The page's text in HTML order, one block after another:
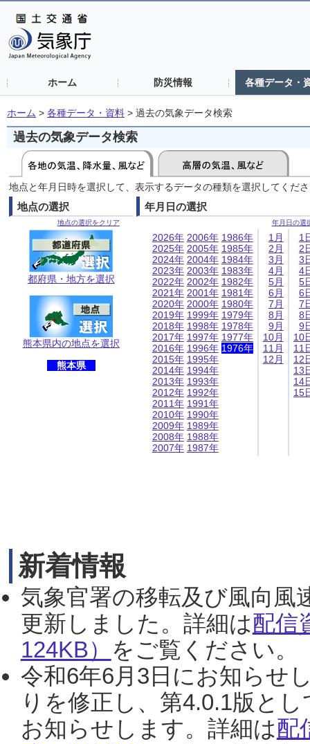
ホーム 防災情報 各種データ・
ホーム > 各種データ・資料 > 過去の気象データ検索
過去の気象データ検索
地点と年月日時を選択して、表示するデータの種類を選択してくだ
地点の選択
地点の選択をクリア
都府県・地方を選択
熊本県内の地点を選択
熊本県
年月日の選択
年月日の選
2026年
2025年
2024年
2023年
2022年
2021年
2020年
2019年
2018年
2017年
2016年
2015年
2014年
2013年
2012年
2011年
2010年
2009年
2008年
2007年
2006年
2005年
2004年
2003年
2002年
2001年
2000年
1999年
1998年
1997年
1996年
1995年
1994年
1993年
1992年
1991年
1990年
1989年
1988年
1987年
1986年
1985年
1984年
1983年
1982年
1981年
1980年
1979年
1978年
1977年
1976年
1月
2月
3月
4月
5月
6月
7月
8月
9月
10月
11月
12月
1
2
3
4
5
6
7
8
9
10
11
12
13
14
15
新着情報
気象官署の移転及び風向風
更新しました。詳細は配信
124KB） をご覧ください。
令和6年6月3日にお知らせ
りを修正し、第4.0.1版と
お知らせします。詳細は配